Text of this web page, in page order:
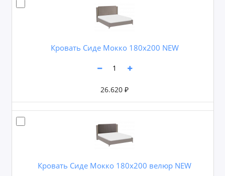
Кровать Сиде Мокко 180х200 NEW
26.620 ₽
Кровать Сиде Мокко 180х200 велюр NEW